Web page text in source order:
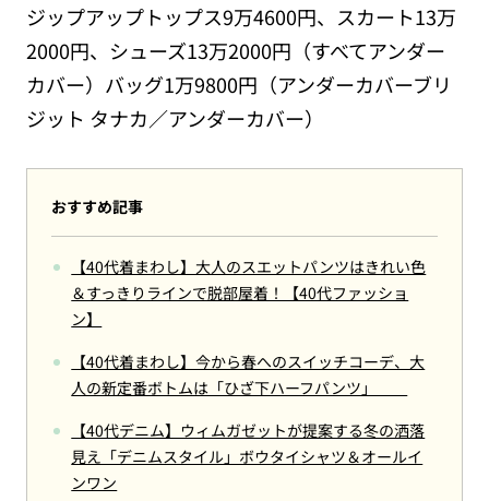
ジップアップトップス9万4600円、スカート13万
2000円、シューズ13万2000円（すべてアンダー
カバー）バッグ1万9800円（アンダーカバーブリ
ジット タナカ／アンダーカバー）
おすすめ記事
【40代着まわし】大人のスエットパンツはきれい色
＆すっきりラインで脱部屋着！【40代ファッショ
ン】
【40代着まわし】今から春へのスイッチコーデ、大
人の新定番ボトムは「ひざ下ハーフパンツ」
【40代デニム】ウィムガゼットが提案する冬の洒落
見え「デニムスタイル」ボウタイシャツ＆オールイ
ンワン